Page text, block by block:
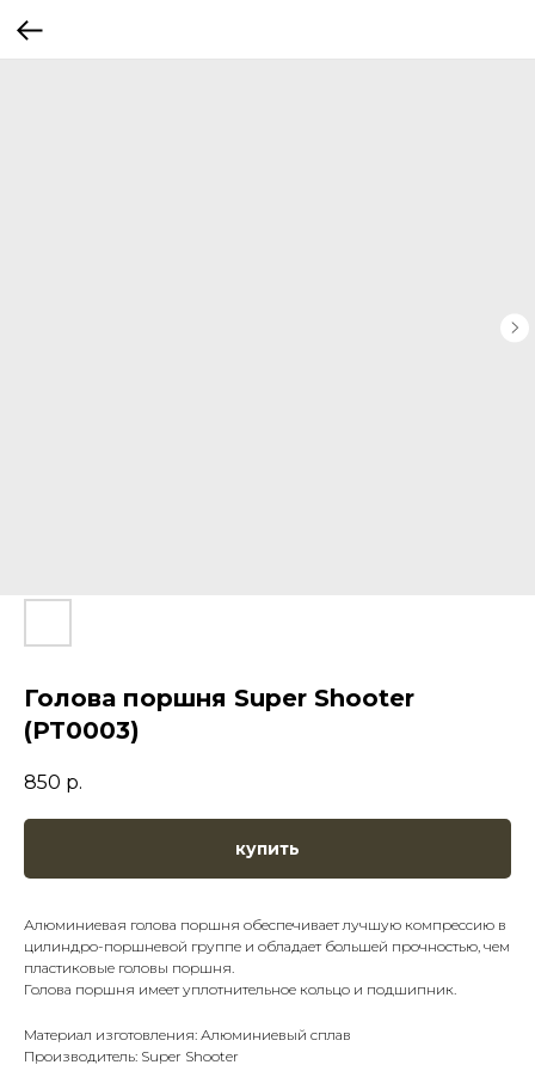
Голова поршня Super Shooter
(PT0003)
850 р.
купить
Алюминиевая голова поршня обеспечивает лучшую компрессию в
цилиндро-поршневой группе и обладает большей прочностью, чем
пластиковые головы поршня.
Голова поршня имеет уплотнительное кольцо и подшипник.
Материал изготовления: Алюминиевый сплав
Производитель: Super Shooter